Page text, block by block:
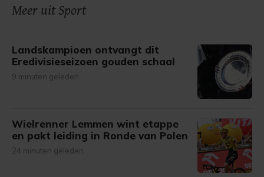
onze cookiepagina kun je ons cookiebeleid bekijken en je
gemaakte keuze altijd wijzigen of intrekken.
Meer uit Sport
Landskampioen ontvangt dit
Eredivisieseizoen gouden schaal
9 minuten geleden
Wielrenner Lemmen wint etappe
en pakt leiding in Ronde van Polen
24 minuten geleden